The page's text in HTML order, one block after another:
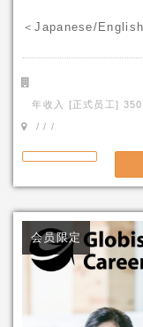
＜Japanese/
年收入 [正式员工]
/ / /
会员限定